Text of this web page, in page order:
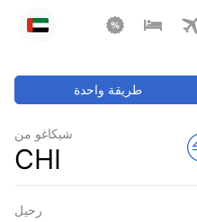
طريقة واحدة
شيكاغو من
CHI
رحيل